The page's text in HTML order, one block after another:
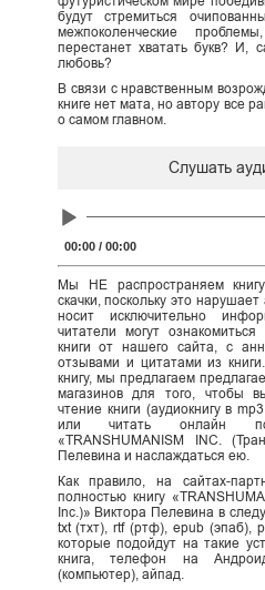
будут стремиться
межпоколенческие
перестанет хватать букв? И,
любовь?
В связи с нравственным
книге нет мата, но автору все
о самом главном.
Слушать
Audio
00:00/ 00:00
Мы НЕ распространяем
скачки, поскольку это
носит исключительно
читатели могут
книги от нашего сайта, с
отзывами и цитатами из
книгу, мы предлагаем
магазинов для того, чтобы
чтение книги (аудиокнигу в
или читать онлайн
«TRANSHUMANISM INC.
Пелевина и наслаждаться ею.
Как правило, на сайтах-
полностью книгу
Inc.)» Виктора Пелевина в
txt (тхт), rtf (ртф), epub (эпаб),
которые подойдут на такие
книга, телефон на
(компьютер), айпад.